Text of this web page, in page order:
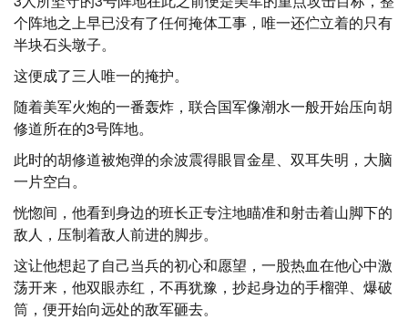
个阵地之上早已没有了任何掩体工事，唯一还伫立着的只有
半块石头墩子。
这便成了三人唯一的掩护。
随着美军火炮的一番轰炸，联合国军像潮水一般开始压向胡
修道所在的3号阵地。
此时的胡修道被炮弹的余波震得眼冒金星、双耳失明，大脑
一片空白。
恍惚间，他看到身边的班长正专注地瞄准和射击着山脚下的
敌人，压制着敌人前进的脚步。
这让他想起了自己当兵的初心和愿望，一股热血在他心中激
荡开来，他双眼赤红，不再犹豫，抄起身边的手榴弹、爆破
筒，便开始向远处的敌军砸去。